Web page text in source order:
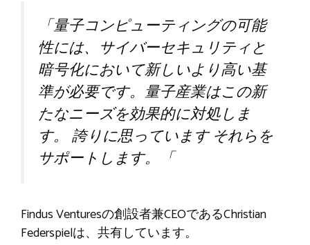
「量子コンピューティングの可能
性には、サイバーセキュリティと
暗号化において新しいより高い基
準が必要です。量子産業はこの新
たなニーズを効果的に対処しま
す。誇りに思っていますそれらを
サポートします。
「
Findus Venturesの創設者兼CEOであるChristian
Federspielは、共有しています。